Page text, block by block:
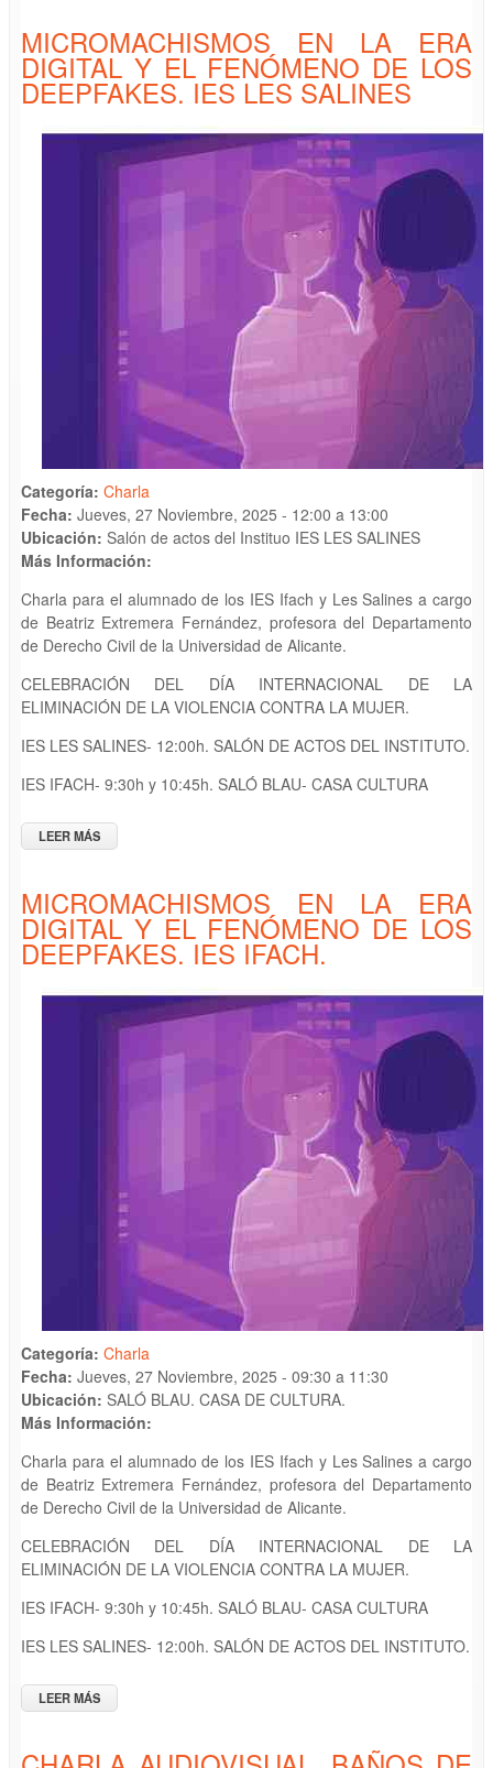
MICROMACHISMOS EN LA ERA
DIGITAL Y EL FENÓMENO DE LOS
DEEPFAKES. IES LES SALINES
Categoría: Charla
Fecha: Jueves, 27 Noviembre, 2025 - 12:00 a 13:00
Ubicación: Salón de actos del Instituo IES LES SALINES
Más Información:
Charla para el alumnado de los IES Ifach y Les Salines a cargo
de Beatriz Extremera Fernández, profesora del Departamento
de Derecho Civil de la Universidad de Alicante.
CELEBRACIÓN DEL DÍA INTERNACIONAL DE LA
ELIMINACIÓN DE LA VIOLENCIA CONTRA LA MUJER.
IES LES SALINES- 12:00h. SALÓN DE ACTOS DEL INSTITUTO.
IES IFACH- 9:30h y 10:45h. SALÓ BLAU- CASA CULTURA
LEER MÁS
FENÓMENO DE LOS DEEPFAKES. IES LES SALINES
MICROMACHISMOS EN LA ERA
DIGITAL Y EL FENÓMENO DE LOS
DEEPFAKES. IES IFACH.
Categoría: Charla
Fecha: Jueves, 27 Noviembre, 2025 - 09:30 a 11:30
Ubicación: SALÓ BLAU. CASA DE CULTURA.
Más Información:
Charla para el alumnado de los IES Ifach y Les Salines a cargo
de Beatriz Extremera Fernández, profesora del Departamento
de Derecho Civil de la Universidad de Alicante.
CELEBRACIÓN DEL DÍA INTERNACIONAL DE LA
ELIMINACIÓN DE LA VIOLENCIA CONTRA LA MUJER.
IES IFACH- 9:30h y 10:45h. SALÓ BLAU- CASA CULTURA
IES LES SALINES- 12:00h. SALÓN DE ACTOS DEL INSTITUTO.
LEER MÁS
FENÓMENO DE LOS DEEPFAKES. IES IFACH.